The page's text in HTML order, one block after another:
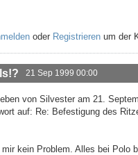
oder Registrieren um der
21 Sep 1999 00:00
von Silvester am 21.
auf: Re: Befestigung des
kein Problem. Alles bei Polo